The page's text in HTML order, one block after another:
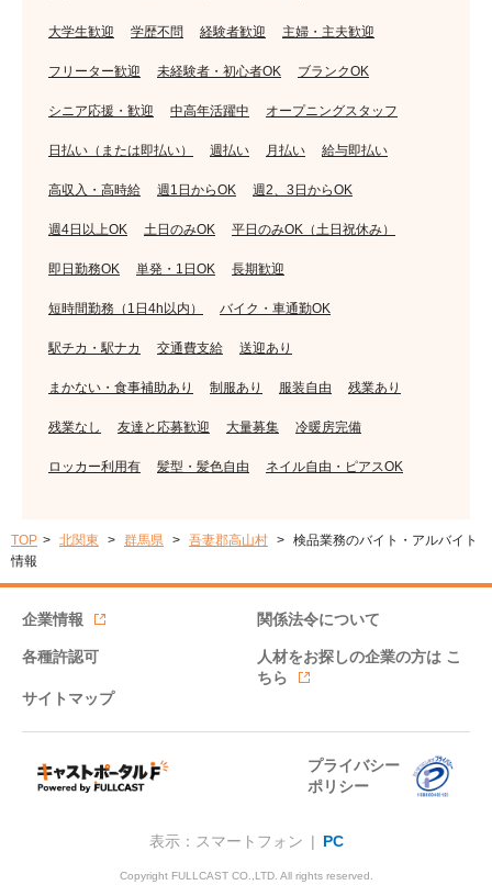
大学生歓迎 学歴不問 経験者歓迎 主婦・主夫歓迎
フリーター歓迎 未経験者・初心者OK ブランクOK
シニア応援・歓迎 中高年活躍中 オープニングスタッフ
日払い（または即払い） 週払い 月払い 給与即払い
高収入・高時給 週1日からOK 週2、3日からOK
週4日以上OK 土日のみOK 平日のみOK（土日祝休み）
即日勤務OK 単発・1日OK 長期歓迎
短時間勤務（1日4h以内） バイク・車通勤OK
駅チカ・駅ナカ 交通費支給 送迎あり
まかない・食事補助あり 制服あり 服装自由 残業あり
残業なし 友達と応募歓迎 大量募集 冷暖房完備
ロッカー利用有 髪型・髪色自由 ネイル自由・ピアスOK
TOP 北関東 群馬県 吾妻郡高山村
検品業務のバイト・アルバイト
情報
企業情報 関係法令について
各種許認可 人材をお探しの企業の方は こ
ちら
サイトマップ
プライバシー
ポリシー
表示：スマートフォン | PC
Copyright FULLCAST CO.,LTD. All rights reserved.